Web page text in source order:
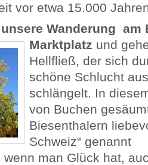
vor etwa 15.000
Wanderung am
Marktplatz und
Hellfließ, der sich
schöne Schlucht
schlängelt. In
von Buchen
Biesenthalern
Schweiz“ genannt
man Glück hat,